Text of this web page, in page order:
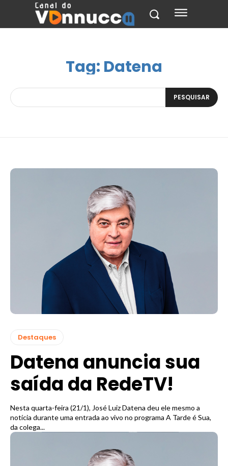
Tag: Datena
PESQUISAR
Destaques
Datena anuncia sua
saída da RedeTV!
Nesta quarta-feira (21/1), José Luiz Datena deu ele mesmo a
notícia durante uma entrada ao vivo no programa A Tarde é Sua,
da colega...